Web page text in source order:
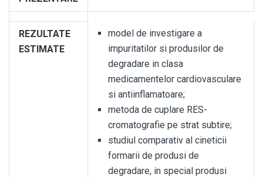
REZULTATE
ESTIMATE
model de investigare a
impuritatilor si produsilor de
degradare in clasa
medicamentelor cardiovasculare
si antiinflamatoare;
metoda de cuplare RES-
cromatografie pe strat subtire;
studiul comparativ al cineticii
formarii de produsi de
degradare, in special produsi